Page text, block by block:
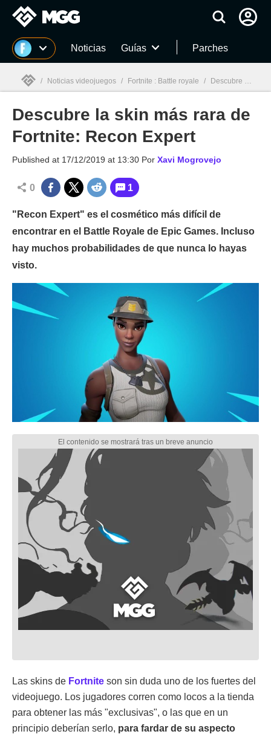
MGG Noticias Guías Parches
MGG
/ Noticias videojuegos / Fortnite : Battle royale / Descubre la skin más rara de Fortnite: Recon Expert
Descubre la skin más rara de
Fortnite: Recon Expert
Published at 17/12/2019 at 13:30 Por Xavi Mogrovejo
0 1
"Recon Expert" es el cosmético más difícil de
encontrar en el Battle Royale de Epic Games. Incluso
hay muchos probabilidades de que nunca lo hayas
visto.
Las skins de Fortnite son sin duda uno de los fuertes del
videojuego. Los jugadores corren como locos a la tienda
para obtener las más "exclusivas", o las que en un
principio deberían serlo, para fardar de su aspecto